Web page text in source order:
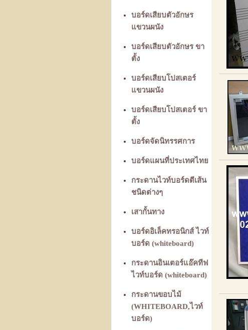
บอร์ดเสียบตัวอักษร
แขวนผนัง
บอร์ดเสียบตัวอักษร ขา
ตั้ง
บอร์ดเสียบโปสเตอร์
แขวนผนัง
บอร์ดเสียบโปสเตอร์ ขา
ตั้ง
บอร์ดจัดนิทรรศการ
บอร์ดแผนที่ประเทศไทย
กระดานไวท์บอร์ดตีเส้น
ชนิดต่างๆ
เสากั้นทาง
บอร์ดอิเล็คทรอนิกส์ ไวท์
บอร์ด (whiteboard)
กระดานอินเตอร์แอ๊คทีฟ
ไวท์บอร์ด (whiteboard)
กระดานขอบไม้
(WHITEBOARD,ไวท์
บอร์ด)